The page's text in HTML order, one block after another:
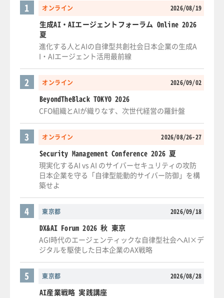
オンライン 2026/08/19
1
生成AI・AIエージェントフォーラム Online 2026
夏
進化する人とAIの自律型共創社会日本企業の生成A
I・AIエージェント活用最前線
オンライン 2026/09/02
2
BeyondTheBlack TOKYO 2026
CFO組織とAIが織りなす、次世代経営の羅針盤
オンライン 2026/08/26-27
3
Security Management Conference 2026 夏
現実化するAI vs AI のサイバーセキュリティの攻防
日本企業を守る「自律型能動的サイバー防御」を構
築せよ
東京都 2026/09/18
4
DX&AI Forum 2026 秋 東京
AGI時代のエージェンティックな自律型社会へAI×デ
ジタルを駆使した日本企業のAX戦略
東京都 2026/08/28
5
AI産業戦略 実践講座